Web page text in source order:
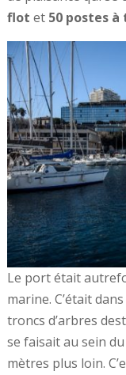
flot et 50 postes à
Le port était
marine. C’était
troncs d’arbres
se faisait au sein du
mètres plus loin.